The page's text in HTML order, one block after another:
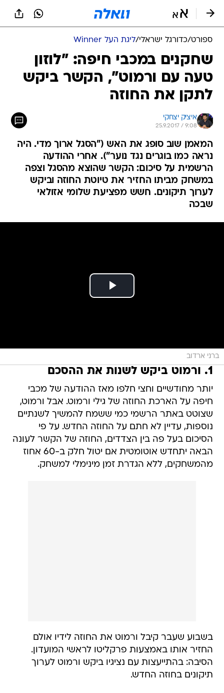
ספורט/כדורגל ישראלי/ליגת העל Winner
שחקנים במכבי חיפה: "לוזון
טעה עם ורמוט", הקשר ביקש
לתקן את החוזה
איציק יצחקי
25.9.2017 / 9:08
המאמן שוב סופג את האש ("הסגל ארוך מדי. היה
נראה כמו בוגרים נגד נוער"). אחרי ההודעה
הרשמית על סיכום: הקשר שהוצא מהסגל וצפה
במשחק מביתו החזיר את טיוטת החוזה וביקש
לערוך תיקונים. חשש מפציעת שלומי אזולאי
שבכה
ברני ארדוב
1. ורמוט ביקש לשנות את ההסכם
יותר מחודשיים וחצי חלפו מאז ההודעה של מכבי
חיפה על הארכת החוזה של גילי ורמוט. אבל ורמוט,
שצוטט באתר הרשמי כמי ששמח להמשיך לשנתיים
נוספות, עדיין לא חתם על החוזה החדש. על פי
הסיכום בעל פה בין הצדדים, החוזה של הקשר לעונה
הבאה יתחדש אוטומטית אם יטול חלק ב-60 אחוז
מהמשחקים, ללא הגדרת זמן מינימלי למשחק.
בשבוע שעבר קיבל ורמוט את החוזה לידיו אולם
החזיר אותו באמצעות פרקליטו לראשי המועדון.
הסיבה: בהתייעצות עם נציגיו ביקש ורמוט לערוך
תיקונים בחוזה החדש.